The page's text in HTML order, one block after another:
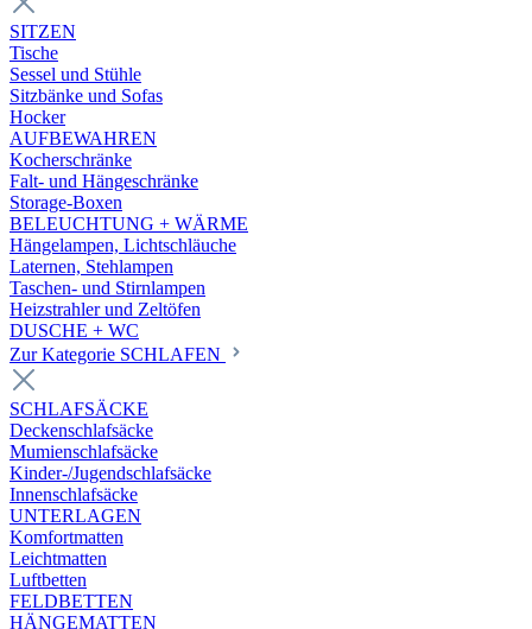
SITZEN
Tische
Sessel und Stühle
Sitzbänke und Sofas
Hocker
AUFBEWAHREN
Kocherschränke
Falt- und Hängeschränke
Storage-Boxen
BELEUCHTUNG + WÄRME
Hängelampen, Lichtschläuche
Laternen, Stehlampen
Taschen- und Stirnlampen
Heizstrahler und Zeltöfen
DUSCHE + WC
Zur Kategorie SCHLAFEN
SCHLAFSÄCKE
Deckenschlafsäcke
Mumienschlafsäcke
Kinder-/Jugendschlafsäcke
Innenschlafsäcke
UNTERLAGEN
Komfortmatten
Leichtmatten
Luftbetten
FELDBETTEN
HÄNGEMATTEN